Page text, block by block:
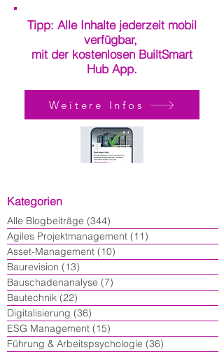
Tipp: Alle Inhalte jederzeit mobil
verfügbar,
mit der kostenlosen BuiltSmart
Hub App.
Weitere Infos
Kategorien
Alle Blogbeiträge (344)
Agiles Projektmanagement (11)
Asset-Management (10)
Baurevision (13)
Bauschadenanalyse (7)
Bautechnik (22)
Digitalisierung (36)
ESG Management (15)
Führung & Arbeitspsychologie (36)